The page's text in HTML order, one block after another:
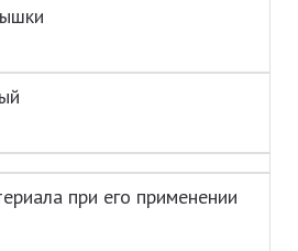
при его применении